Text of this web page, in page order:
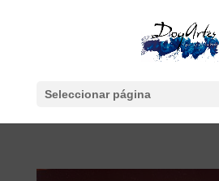
Seleccionar página